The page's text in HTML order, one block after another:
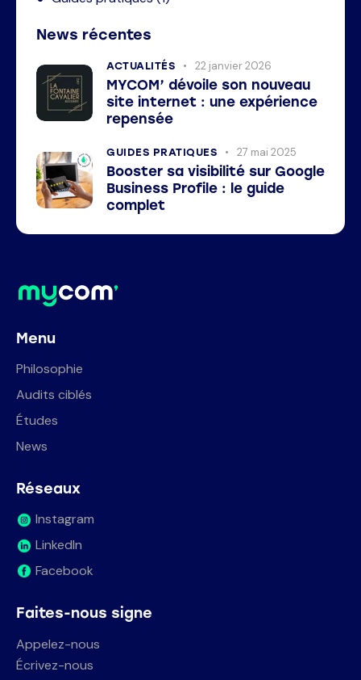
News récentes
ACTUALITÉS 22 janvier 2026
MYCOM’ dévoile son nouveau
site internet : une expérience
repensée
GUIDES PRATIQUES 27 mai 2025
Booster sa visibilité sur Google
Business Profile : le guide
complet
Menu
Philosophie
Audits ciblés
Études
News
Réseaux
Instagram
LinkedIn
Facebook
Faites-nous signe
Appelez-nous
Écrivez-nous